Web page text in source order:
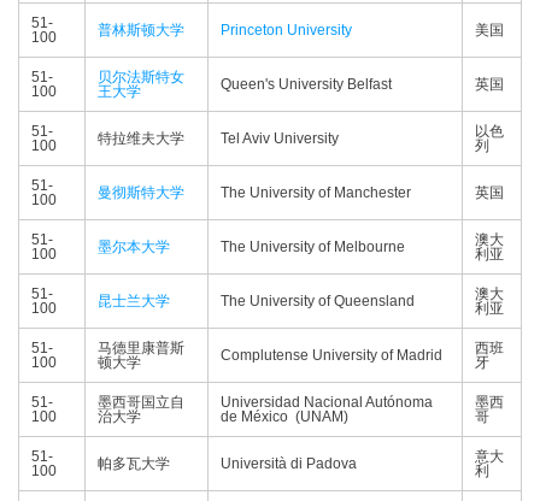
51-
100
普林斯顿大学 Princeton University 美国
51-
100
贝尔法斯特女
王大学
Queen's University Belfast 英国
51-
100
特拉维夫大学 Tel Aviv University
以色
列
51-
100
曼彻斯特大学 The University of Manchester 英国
51-
100
墨尔本大学 The University of Melbourne
澳大
利亚
51-
100
昆士兰大学 The University of Queensland
澳大
利亚
51-
100
马德里康普斯
顿大学
Complutense University of Madrid
西班
牙
51-
100
墨西哥国立自
治大学
Universidad Nacional Autónoma
de México (UNAM)
墨西
哥
51-
100
帕多瓦大学 Università di Padova
意大
利